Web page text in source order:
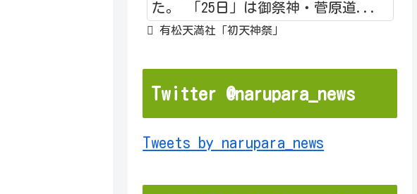
た。 「25日」は御祭神・菅原道...
有松天満社「初天神祭」
Twitter @narupara_news
Tweets by narupara_news